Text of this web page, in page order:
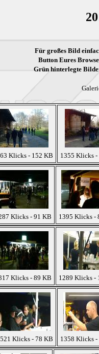
Für großes Bild
Button Eures
Grünhinterlegte
Klicks - 152 KB 1355 Klicks
Klicks - 91 KB 1395 Klicks -
Klicks - 89 KB 1289 Klicks -
Klicks - 78 KB 1358 Klicks